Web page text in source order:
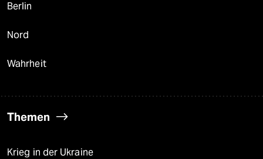
Berlin
Nord
Wahrheit
Themen
Krieg in der Ukraine